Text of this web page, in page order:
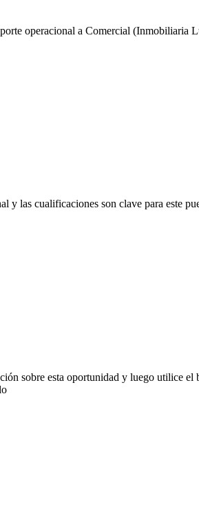
operacional a Comercial (Inmobiliaria
cualificaciones son clave para este
sobre esta oportunidad y luego utilice